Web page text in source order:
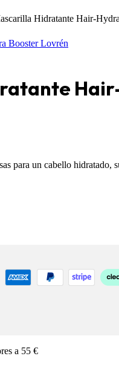
Hidratante Hair-
para un cabello
a 55 €